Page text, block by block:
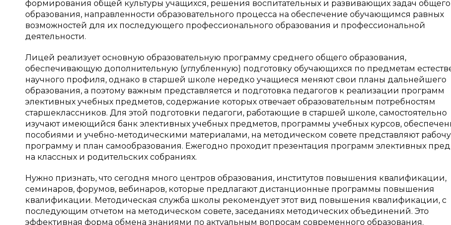
формирования общей культуры учащихся, решения воспитательных и развивающих задач общего
образования, направленности образовательного процесса на обеспечение обучающимся равных
возможностей для их последующего профессионального образования и профессиональной
деятельности.
Лицей реализует основную образовательную программу среднего общего образования,
обеспечивающую дополнительную (углубленную) подготовку обучающихся по предметам
научного профиля, однако в старшей школе нередко учащиеся меняют свои планы дальнейшего
образования, а поэтому важным представляется и подготовка педагогов к реализации программ
элективных учебных предметов, содержание которых отвечает образовательным потребностям
старшеклассников. Для этой подготовки педагоги, работающие в старшей школе, самостоятельно
изучают имеющийся банк элективных учебных предметов, программы учебных курсов,
пособиями и учебно-методическими материалами, на методическом совете представляют
программу и план самообразования. Ежегодно проходит презентация программ элективных
на классных и родительских собраниях.
Нужно признать, что сегодня много центров образования, институтов повышения квалификации,
семинаров, форумов, вебинаров, которые предлагают дистанционные программы повышения
квалификации. Методическая служба школы рекомендует этот вид повышения квалификации, с
последующим отчетом на методическом совете, заседаниях методических объединений. Это
эффективная форма обмена знаниями по актуальным вопросам современного образования.